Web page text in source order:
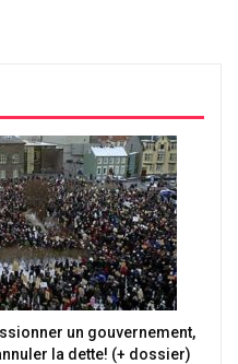
un gouvernement,
la dette! (+ dossier)